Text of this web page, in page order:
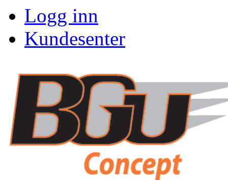
Logg inn
Kundesenter